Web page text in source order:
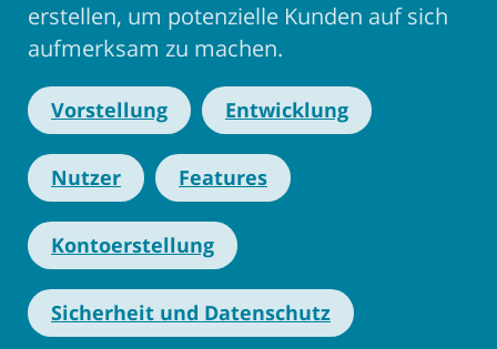
erstellen, um potenzielle Kunden auf sich
aufmerksam zu machen.
Vorstellung Entwicklung
Nutzer Features
Kontoerstellung
Sicherheit und Datenschutz